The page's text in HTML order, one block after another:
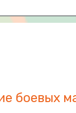
боевых